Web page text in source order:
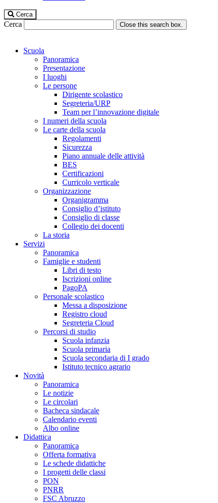
Cerca
Cerca Close this search box.
Scuola
Panoramica
Presentazione
I luoghi
Le persone
Dirigente scolastico
Segreteria/URP
Team per l’innovazione digitale
I numeri della scuola
Le carte della scuola
Regolamenti
Sicurezza
Piano annuale delle attività
BES
Certificazioni
Curricolo verticale
Organizzazione
Organigramma
Consiglio d’istituto
Consiglio di classe
Collegio dei docenti
La storia
Servizi
Panoramica
Famiglie e studenti
Libri di testo
Iscrizioni online
PagoPA
Personale scolastico
Messa a disposizione
Registro cloud
Segreteria Cloud
Percorsi di studio
Scuola infanzia
Scuola primaria
Scuola secondaria di I grado
Istituto tecnico agrario
Novità
Panoramica
Le notizie
Le circolari
Bacheca sindacale
Calendario eventi
Albo online
Didattica
Panoramica
Offerta formativa
Le schede didattiche
I progetti delle classi
PON
PNRR
FSC Abruzzo